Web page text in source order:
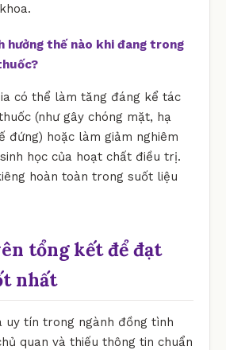
hưởng thế nào khi đang trong
có thể làm tăng đáng kể tác
(như gây chóng mặt, hạ
đứng) hoặc làm giảm nghiêm
học của hoạt chất điều trị.
hoàn toàn trong suốt liệu
tổng kết để đạt
nhất
uy tín trong ngành đồng tình
quan và thiếu thông tin chuẩn